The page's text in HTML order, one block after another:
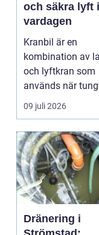
och säkra lyft i
vardagen
Kranbil är en
kombination av
och lyftkran som
används när
skrymma...
09 juli 2026
Dränering i